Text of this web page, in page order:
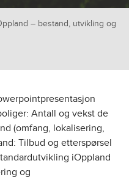
– bestand, utvikling og
Antall og vekst de
(omfang, lokalisering,
Tilbud og etterspørsel
iOppland
og